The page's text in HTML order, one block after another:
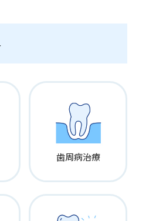
歯周病治療
阪上本町」から徒歩2分
線「谷町九丁目駅」から徒歩4分